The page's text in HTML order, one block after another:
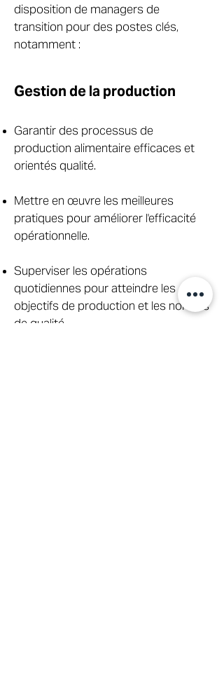
disposition de managers de
transition pour des postes clés,
notamment :
Gestion de la production
Garantir des processus de
production alimentaire efficaces et
orientés qualité.
Mettre en œuvre les meilleures
pratiques pour améliorer l'efficacité
opérationnelle.
Superviser les opérations
quotidiennes pour atteindre les
objectifs de production et les normes
de qualité.